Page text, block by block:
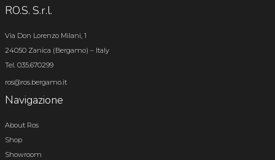
RO.S. S.r.l.
Via Don Lorenzo Milani, 1
24050 Zanica (Bergamo) – Italy
Tel. 035.670299
ros@ros.bergamo.it
Navigazione
About Ros
Shop
Showroom